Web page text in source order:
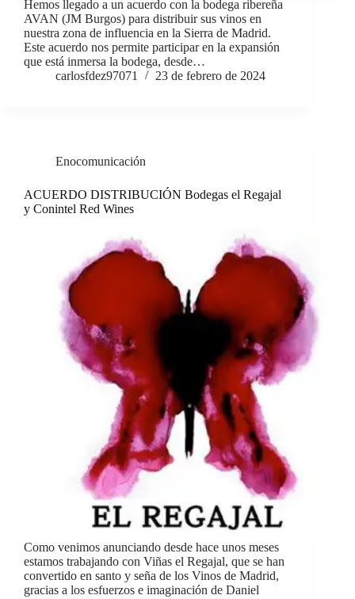
Hemos llegado a un acuerdo con la bodega ribereña
AVAN (JM Burgos) para distribuir sus vinos en
nuestra zona de influencia en la Sierra de Madrid.
Este acuerdo nos permite participar en la expansión
que está inmersa la bodega, desde…
carlosfdez97071
23 de febrero de 2024
Enocomunicación
ACUERDO DISTRIBUCIÓN Bodegas el Regajal
y Conintel Red Wines
Como venimos anunciando desde hace unos meses
estamos trabajando con Viñas el Regajal, que se han
convertido en santo y seña de los Vinos de Madrid,
gracias a los esfuerzos e imaginación de Daniel